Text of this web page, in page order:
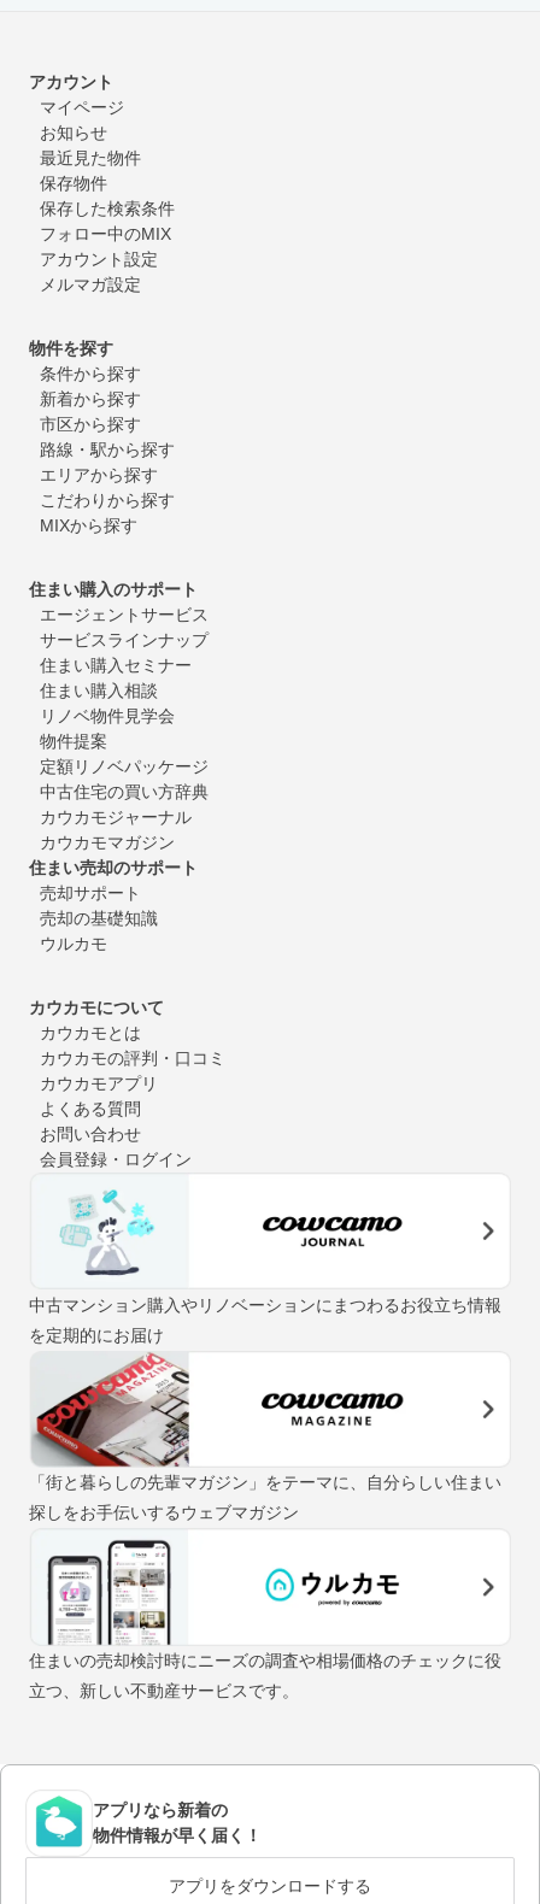
アカウント
マイページ
お知らせ
最近見た物件
保存物件
保存した検索条件
フォロー中のMIX
アカウント設定
メルマガ設定
物件を探す
条件から探す
新着から探す
市区から探す
路線・駅から探す
エリアから探す
こだわりから探す
MIXから探す
住まい購入のサポート
エージェントサービス
サービスラインナップ
住まい購入セミナー
住まい購入相談
リノベ物件見学会
物件提案
定額リノベパッケージ
中古住宅の買い方辞典
カウカモジャーナル
カウカモマガジン
住まい売却のサポート
売却サポート
売却の基礎知識
ウルカモ
カウカモについて
カウカモとは
カウカモの評判・口コミ
カウカモアプリ
よくある質問
お問い合わせ
会員登録・ログイン
中古マンション購入やリノベーションにまつわるお役立ち情報
を定期的にお届け
「街と暮らしの先輩マガジン」をテーマに、自分らしい住まい
探しをお手伝いするウェブマガジン
住まいの売却検討時にニーズの調査や相場価格のチェックに役
立つ、新しい不動産サービスです。
アプリなら新着の
物件情報が早く届く！
アプリをダウンロードする